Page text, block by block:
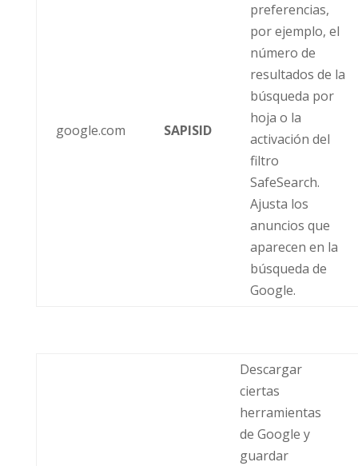
google.com SAPISID
preferencias,
por ejemplo, el
número de
resultados de la
búsqueda por
hoja o la
activación del
filtro
SafeSearch.
Ajusta los
anuncios que
aparecen en la
búsqueda de
Google.
Descargar
ciertas
herramientas
de Google y
guardar